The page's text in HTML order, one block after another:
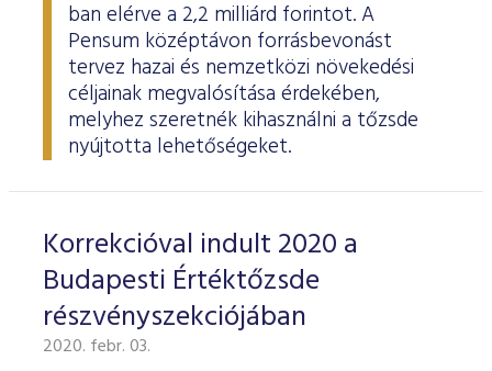
ban elérve a 2,2 milliárd forintot. A
Pensum középtávon forrásbevonást
tervez hazai és nemzetközi növekedési
céljainak megvalósítása érdekében,
melyhez szeretnék kihasználni a tőzsde
nyújtotta lehetőségeket.
Korrekcióval indult 2020 a
Budapesti Értéktőzsde
részvényszekciójában
2020. febr. 03.